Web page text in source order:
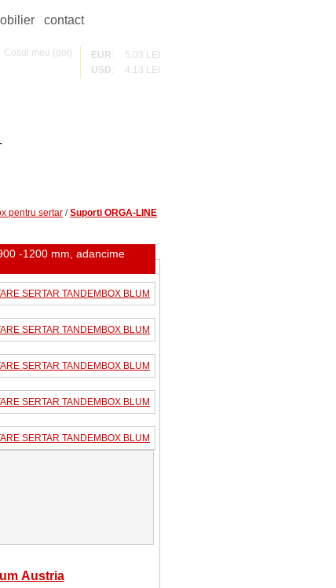
contact
Cosul meu (gol) EUR:
5.03 LEI
USD: 4.13 LEI
pentru sertar /Suporti ORGA-LINE
Austria